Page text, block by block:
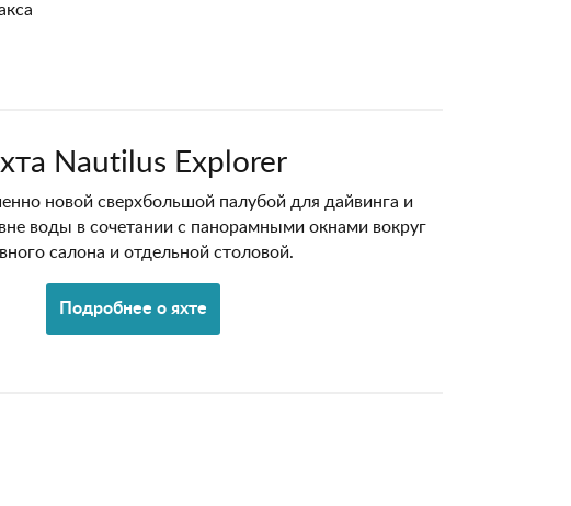
Nautilus Explorer
новой сверхбольшой палубой для дайвинга и
воды в сочетании с панорамными окнами вокруг
салона и отдельной столовой.
Подробнее о яхте